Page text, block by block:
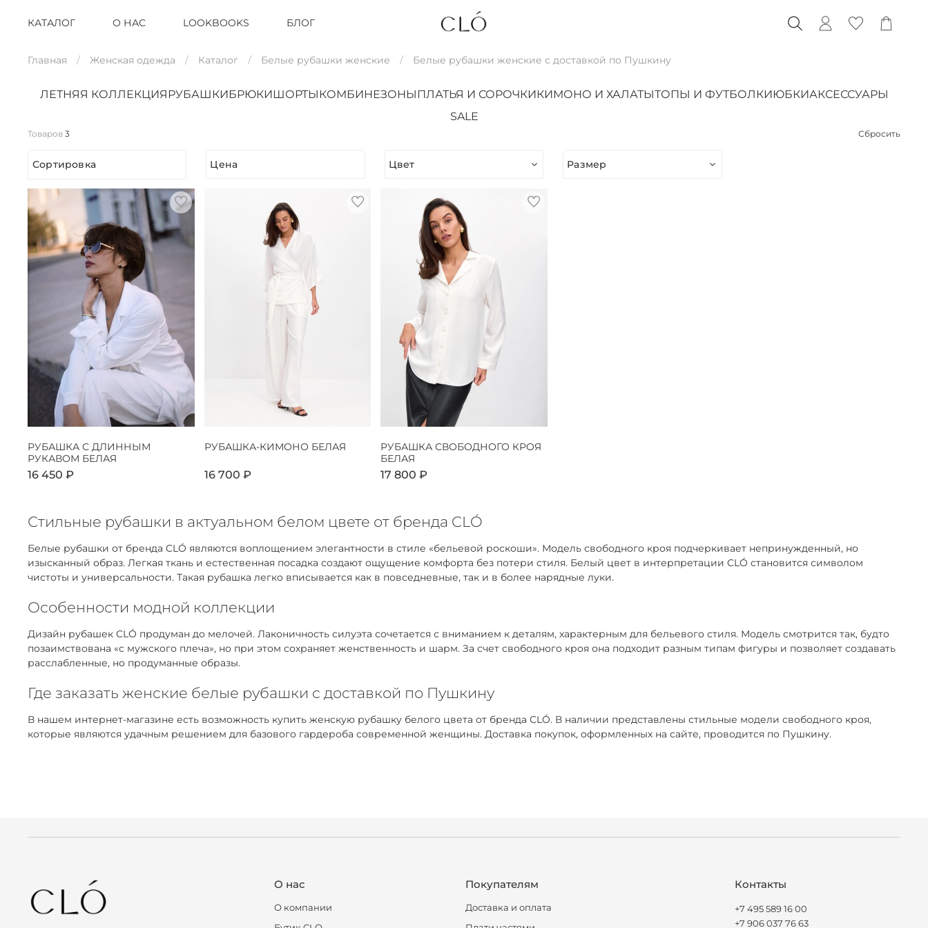
КАТАЛОГ О НАС LOOKBOOKS БЛОГ
Главная Женская одежда Каталог Белые рубашки женские Белые рубашки женские с доставкой по Пушкину
ЛЕТНЯЯ КОЛЛЕКЦИЯ РУБАШКИБРЮКИШОРТЫ КОМБИНЕЗОНЫ ПЛАТЬЯ И СОРОЧКИКИМОНО И ХАЛАТЫТОПЫ И ФУТБОЛКИЮБКИАКСЕССУАРЫ
SALE
Товаров 3 Сбросить
Сортировка Цена Цвет Размер
РУБАШКА С ДЛИННЫМ
РУКАВОМ БЕЛАЯ
16 450 ₽
РУБАШКА-КИМОНО БЕЛАЯ
16 700 ₽
РУБАШКА СВОБОДНОГО КРОЯ
БЕЛАЯ
17 800 ₽
Стильные рубашки в актуальном белом цвете от бренда CLÓ
Белые рубашки от бренда CLÓ являются воплощением элегантности в стиле «бельевой роскоши». Модель свободного кроя подчеркивает непринужденный, но
изысканный образ. Легкая ткань и естественная посадка создают ощущение комфорта без потери стиля. Белый цвет в интерпретации CLÓ становится символом
чистоты и универсальности. Такая рубашка легко вписывается как в повседневные, так и в более нарядные луки.
Особенности модной коллекции
Дизайн рубашек CLÓ продуман до мелочей. Лаконичность силуэта сочетается с вниманием к деталям, характерным для бельевого стиля. Модель смотрится так, будто
позаимствована «с мужского плеча», но при этом сохраняет женственность и шарм. За счет свободного кроя она подходит разным типам фигуры и позволяет создавать
расслабленные, но продуманные образы.
Где заказать женские белые рубашки с доставкой по Пушкину
В нашем интернет-магазине есть возможность купить женскую рубашку белого цвета от бренда CLÓ. В наличии представлены стильные модели свободного кроя,
которые являются удачным решением для базового гардероба современной женщины. Доставка покупок, оформленных на сайте, проводится по Пушкину.
О нас
О компании
Покупателям
Доставка и оплата
Контакты
+7 495 589 16 00
+7 906 037 76 63